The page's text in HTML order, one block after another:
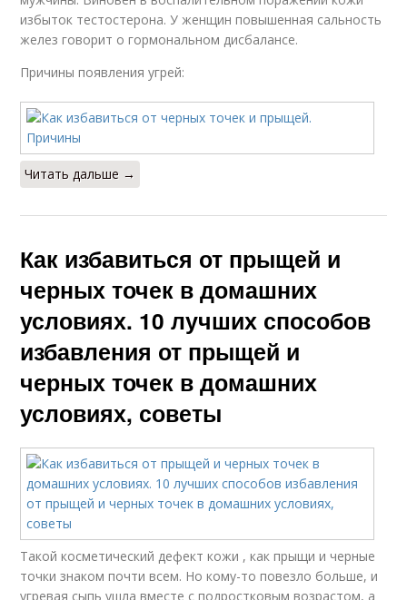
избыток тестостерона. У женщин повышенная сальность
желез говорит о гормональном дисбалансе.
Причины появления угрей:
Читать дальше →
Как избавиться от прыщей и
черных точек в домашних
условиях. 10 лучших способов
избавления от прыщей и
черных точек в домашних
условиях, советы
Такой косметический дефект кожи , как прыщи и черные
точки знаком почти всем. Но кому-то повезло больше, и
угревая сыпь ушла вместе с подростковым возрастом, а